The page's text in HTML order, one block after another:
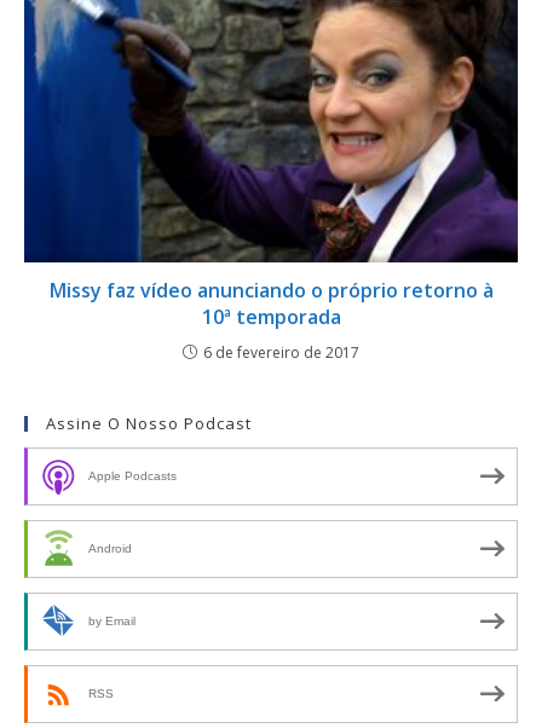
Missy faz vídeo anunciando o próprio retorno à
10ª temporada
6 de fevereiro de 2017
Assine O Nosso Podcast
Apple Podcasts
Android
by Email
RSS